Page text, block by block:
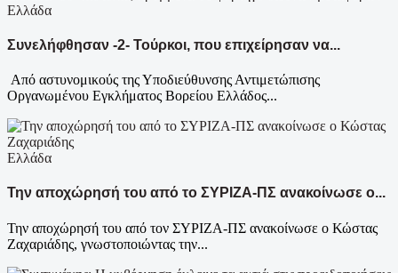
Ελλάδα
Συνελήφθησαν -2- Τούρκοι, που επιχείρησαν να...
Από αστυνομικούς της Υποδιεύθυνσης Αντιμετώπισης
Οργανωμένου Εγκλήματος Βορείου Ελλάδος...
Ελλάδα
Την αποχώρησή του από το ΣΥΡΙΖΑ-ΠΣ ανακοίνωσε ο...
Την αποχώρησή του από τον ΣΥΡΙΖΑ-ΠΣ ανακοίνωσε ο Κώστας
Ζαχαριάδης, γνωστοποιώντας την...